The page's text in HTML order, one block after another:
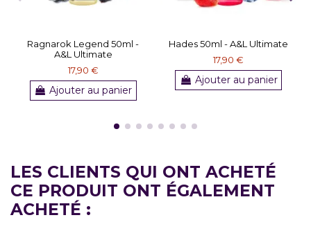
Ragnarok Legend 50ml -
A&L Ultimate
17,90 €
Ajouter au panier
Hades 50ml - A&L Ultimate
17,90 €
Ajouter au panier
LES CLIENTS QUI ONT ACHETÉ
CE PRODUIT ONT ÉGALEMENT
ACHETÉ :